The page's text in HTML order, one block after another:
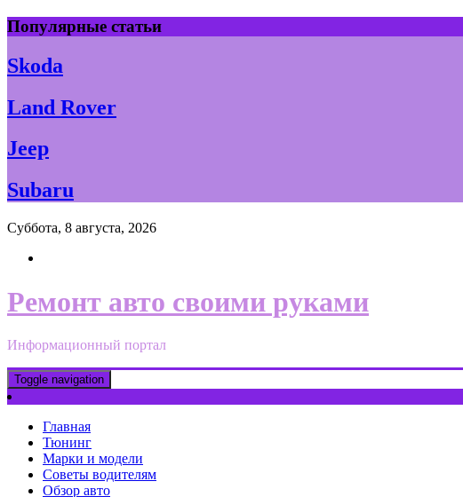
Skip
to
content
Популярные статьи
Skoda
Land Rover
Jeep
Subaru
Суббота, 8 августа, 2026
Ремонт авто своими руками
Информационный портал
Toggle navigation
Главная
Тюнинг
Марки и модели
Советы водителям
Обзор авто